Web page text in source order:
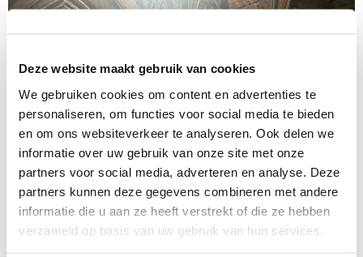
Deze website maakt gebruik van cookies
We gebruiken cookies om content en advertenties te
personaliseren, om functies voor social media te bieden
en om ons websiteverkeer te analyseren. Ook delen we
informatie over uw gebruik van onze site met onze
partners voor social media, adverteren en analyse. Deze
partners kunnen deze gegevens combineren met andere
informatie die u aan ze heeft verstrekt of die ze hebben
verzameld op basis van uw gebruik van hun services.
Resilient rule of law